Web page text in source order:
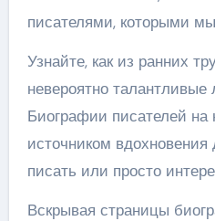
писателями, которыми
Узнайте, как из ранних
невероятно
Биографии писателей
источником вдохновения
писать или просто
Вскрывая страницы